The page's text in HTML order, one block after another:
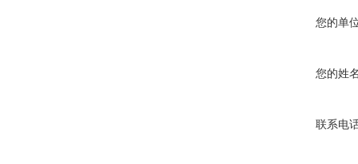
您的单
您的姓
联系电